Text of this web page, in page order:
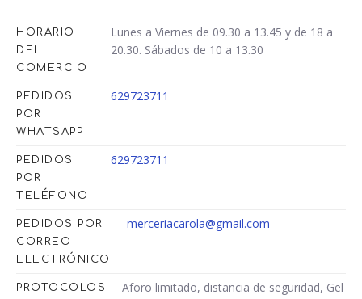
HORARIO
DEL
COMERCIO
Lunes a Viernes de 09.30 a 13.45 y de 18 a
20.30. Sábados de 10 a 13.30
PEDIDOS
POR
WHATSAPP
629723711
PEDIDOS
POR
TELÉFONO
629723711
PEDIDOS POR
CORREO
ELECTRÓNICO
merceriacarola@gmail.com
PROTOCOLOS
Aforo limitado, distancia de seguridad, Gel